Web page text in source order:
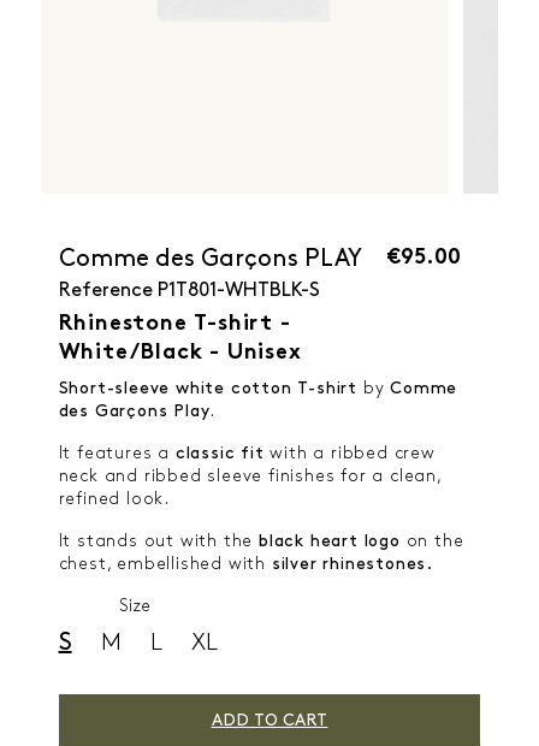
Comme des Garçons PLAY
Reference P1T801-WHTBLK-S
Rhinestone T-shirt -
White/Black - Unisex
€95.00
Short-sleeve white cotton T-shirt byComme
des Garçons Play.
It features a classic fit with a ribbed crew
neck and ribbed sleeve finishes for a clean,
refined look.
It stands out with the black heart logo on the
chest, embellished with silver rhinestones.
Size
S M L XL
ADD TO CART